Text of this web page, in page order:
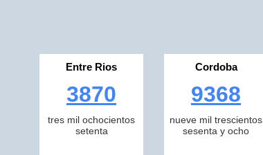
Entre Rios
3870
tres mil ochocientos
setenta
Cordoba
9368
nueve mil trescientos
sesenta y ocho